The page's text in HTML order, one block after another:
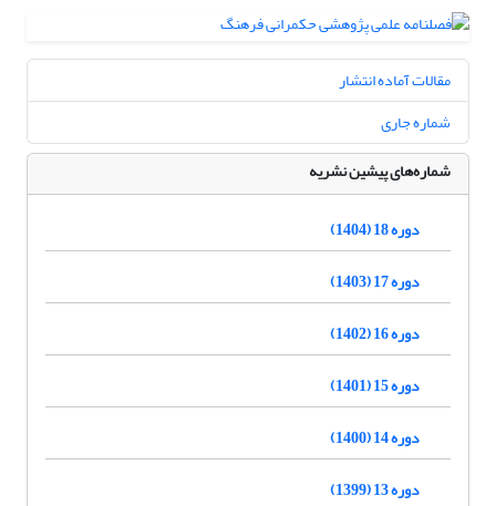
مقالات آماده انتشار
شماره جاری
شماره‌های پیشین نشریه
دوره 18 (1404)
دوره 17 (1403)
دوره 16 (1402)
دوره 15 (1401)
دوره 14 (1400)
دوره 13 (1399)